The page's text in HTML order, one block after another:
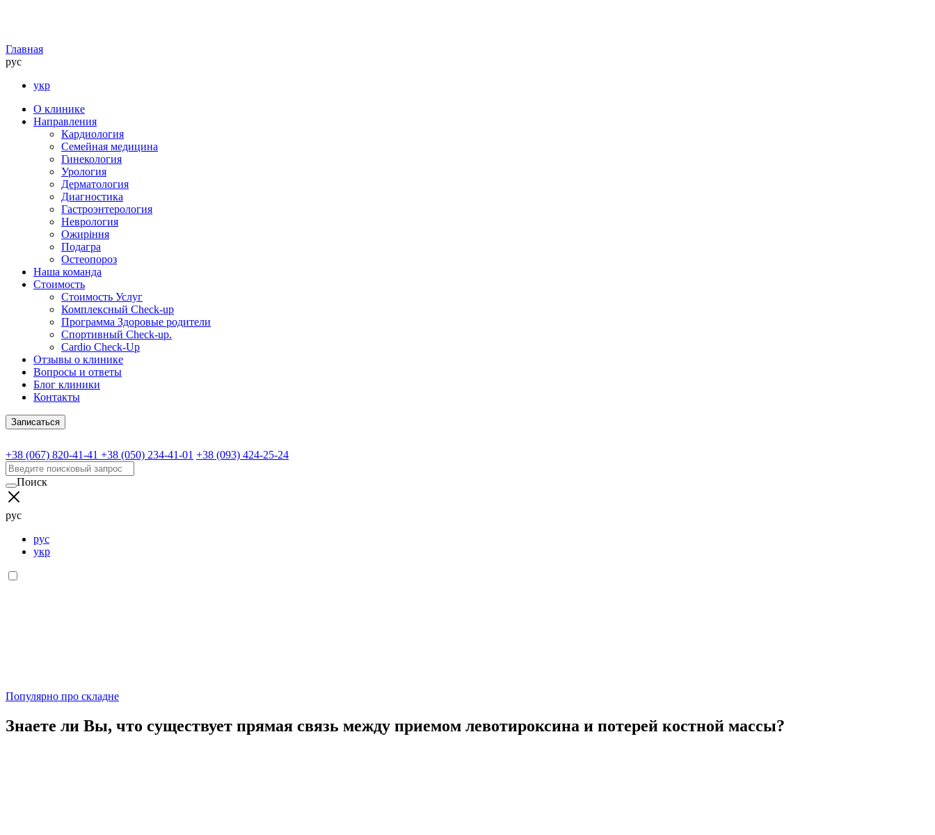
Главная
рус
укр
О клинике
Направления
Кардиология
Семейная медицина
Гинекология
Урология
Дерматология
Диагностика
Гастроэнтерология
Неврология
Ожиріння
Подагра
Остеопороз
Наша команда
Стоимость
Стоимость Услуг
Комплексный Check-up
Программа Здоровые родители
Спортивный Check-up.
Cardio Check-Up
Отзывы о клинике
Вопросы и ответы
Блог клиники
Контакты
Записаться
+38 (067) 820-41-41 +38 (050) 234-41-01 +38 (093) 424-25-24
Поиск
рус
рус
укр
Популярно про складне
Знаете ли Вы, что существует прямая связь между приемом левотироксина и потерей костной массы?